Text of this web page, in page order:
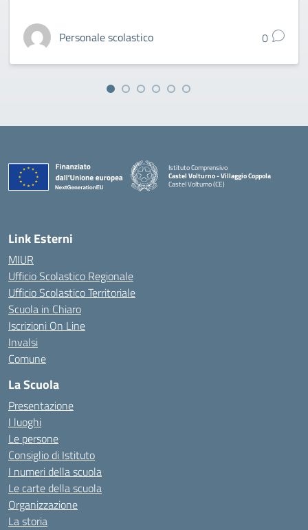
Personale scolastico 0
Istituto Comprensivo
Castel Volturno - Villaggio Coppola
Castel Volturno (CE)
Link Esterni
MIUR
Ufficio Scolastico Regionale
Ufficio Scolastico Territoriale
Scuola in Chiaro
Iscrizioni On Line
Invalsi
Comune
La Scuola
Presentazione
I luoghi
Le persone
Consiglio di Istituto
I numeri della scuola
Le carte della scuola
Organizzazione
La storia